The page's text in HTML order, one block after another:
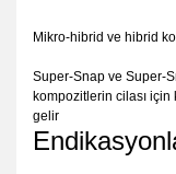
Mikro-hibrid ve hibrid
Super-Snap ve Super-
kompozitlerin cilası
gelir